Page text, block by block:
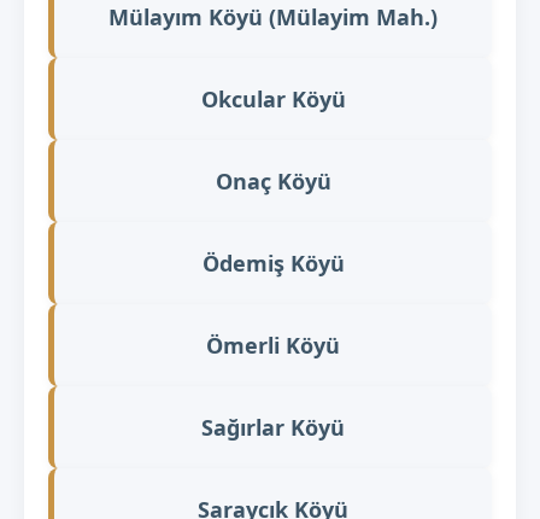
Mülayım Köyü (Mülayim Mah.)
Okcular Köyü
Onaç Köyü
Ödemiş Köyü
Ömerli Köyü
Sağırlar Köyü
Saraycık Köyü